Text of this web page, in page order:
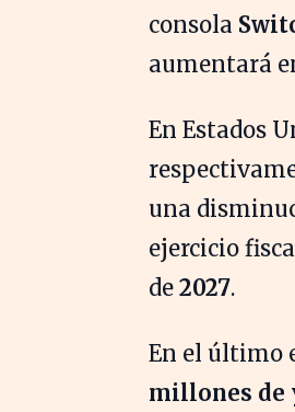
consola
aumentará
En Estados
una
ejercicio
de 2027.
En el último
millones de